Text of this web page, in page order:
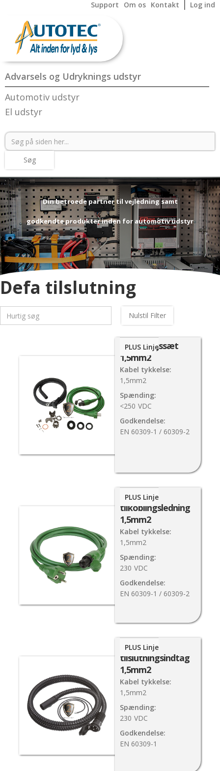
Support Om os Kontakt Log ind
Advarsels og Udryknings udstyr
Automotiv udstyr
El udstyr
Din betroede partner til vejledning samt
godkendte produkter inden for automotiv udstyr
Defa tilslutning
Nulstil Filter
Tilkoblingssæt
1,5mm2
Kabel tykkelse:
1,5mm2
Spænding:
<250 VDC
Godkendelse:
EN 60309-1 / 60309-2
PLUS Linje
MiniPlug
tilkoblingsledning
1,5mm2
Kabel tykkelse:
1,5mm2
Spænding:
230 VDC
Godkendelse:
EN 60309-1 / 60309-2
PLUS Linje
MiniPlug
tilslutningsindtag
1,5mm2
Kabel tykkelse:
1,5mm2
Spænding:
230 VDC
Godkendelse:
EN 60309-1
PLUS Linje